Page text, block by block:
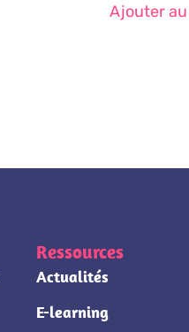
Ajouter
Ressources
Actualités
E-learning